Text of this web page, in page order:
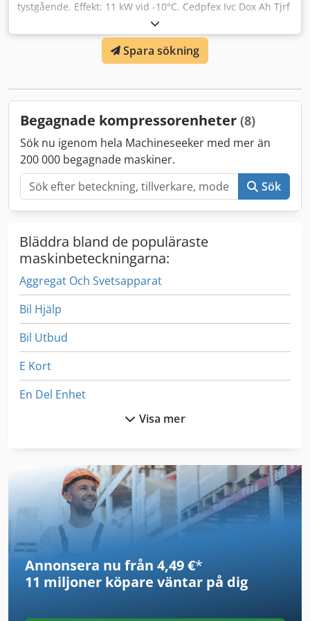
tystgående. Effekt: 11 kW vid -10°C. Cedpfex Ivc Dox Ah Tjrf
Spara sökning
Begagnade kompressorenheter (8)
Sök nu igenom hela Machineseeker med mer än
200 000 begagnade maskiner.
Sök
Bläddra bland de populäraste
maskinbeteckningarna:
Aggregat Och Svetsapparat
Bil Hjälp
Bil Utbud
E Kort
En Del Enhet
Fin Struktur
German
Inredning Och Design
Jun Air Kompressor
Visa mer
Annonsera nu från 4,49 €*
11 miljoner köpare väntar på dig